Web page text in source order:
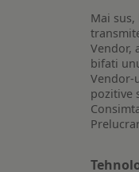
Mai
Vendor,
bifati
Vendor-
pozitive